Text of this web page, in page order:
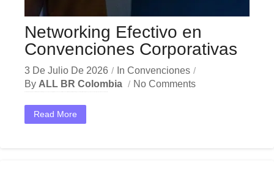
Networking Efectivo en
Convenciones Corporativas
3 De Julio De 2026 In Convenciones
By ALL BR Colombia No Comments
Read More